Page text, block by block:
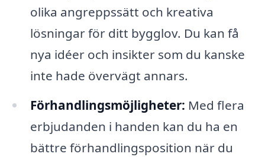
olika angreppssätt och kreativa
lösningar för ditt bygglov. Du kan få
nya idéer och insikter som du kanske
inte hade övervägt annars.
Förhandlingsmöjligheter: Med flera
erbjudanden i handen kan du ha en
bättre förhandlingsposition när du